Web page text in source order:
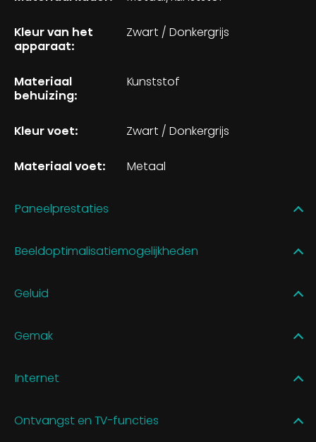
Kleur van het
apparaat:
Zwart / Donkergrijs
Materiaal
behuizing:
Kunststof
Kleur voet: Zwart / Donkergrijs
Materiaal voet: Metaal
Paneelprestaties
Beeldoptimalisatiemogelijkheden
Geluid
Gemak
Internet
Ontvangst en TV-functies